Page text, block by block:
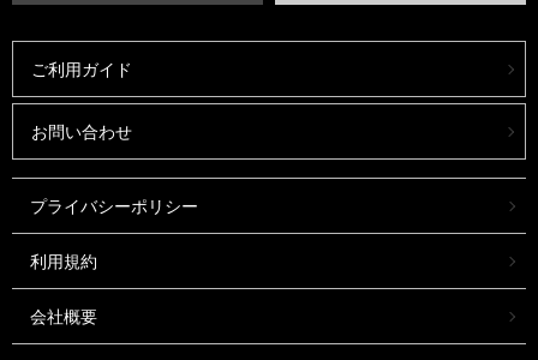
ご利用ガイド
お問い合わせ
プライバシーポリシー
利用規約
会社概要